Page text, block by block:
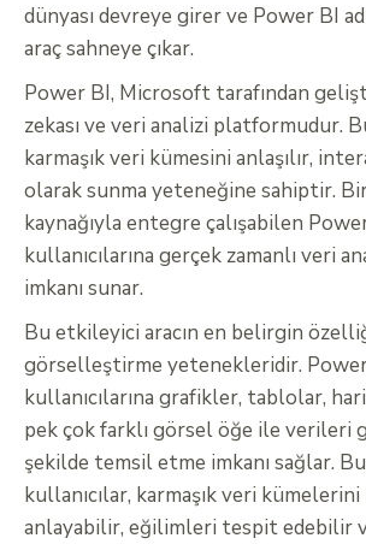
dünyası devreye girer ve Power BI
araç sahneye çıkar.
Power BI, Microsoft tarafından
zekası ve veri analizi platformudur.
karmaşık veri kümesini anlaşılır,
olarak sunma yeteneğine sahiptir.
kaynağıyla entegre çalışabilen
kullanıcılarına gerçek zamanlı veri
imkanı sunar.
Bu etkileyici aracın en belirgin
görselleştirme yetenekleridir.
kullanıcılarına grafikler, tablolar,
pek çok farklı görsel öğe ile verileri
şekilde temsil etme imkanı sağlar.
kullanıcılar, karmaşık veri
anlayabilir, eğilimleri tespit edebilir